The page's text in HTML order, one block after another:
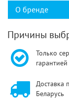
О бренде
Причины
Только
гарантией
Доставка
Беларусь